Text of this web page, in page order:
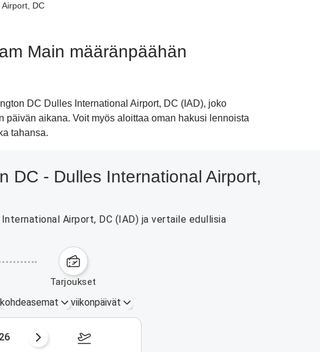
DC
Main määränpäähän
DC Dulles International Airport, DC (IAD), joko
aikana. Voit myös aloittaa oman hakusi lennoista
tahansa.
DC - Dulles International Airport,
Airport, DC (IAD) ja vertaile edullisia
tarjoukset
kohdeasemat viikonpäivät
17.–23. elokuuta 2026